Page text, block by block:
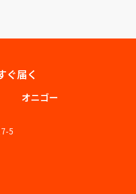
ぐ届く
オニゴー
5